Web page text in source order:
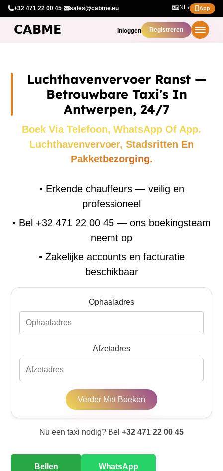
+32 471 22 00 45· sales@cabme.eu NL▾ App
Inloggen Registreren
Luchthavenvervoer Ranst —
Betrouwbare Taxi's In
Antwerpen, 24/7
Boek Via Telefoon, WhatsApp Of App.
Luchthavenvervoer, Stadsritten En
Pakketbezorging.
• Erkende chauffeurs — veilig en
professioneel
• Bel +32 471 22 00 45 — ons boekingsteam
neemt op
• Zakelijke accounts en facturatie
beschikbaar
Ophaaladres
Afzetadres
Verder Met Boeken
Nu een taxi nodig? Bel +32 471 22 00 45
Bellen WhatsApp